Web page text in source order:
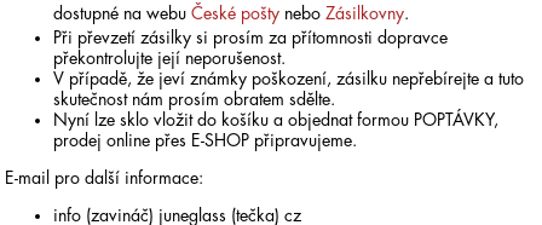
dostupné na webuČeské pošty nebo Zásilkovny.
Při převzetí zásilky si prosím za přítomnosti dopravce
překontrolujte její neporušenost.
V případě, že jeví známky poškození, zásilku nepřebírejte a tuto
skutečnost nám prosím obratem sdělte.
Nyní lze sklo vložit do košíku a objednat formou POPTÁVKY,
prodej online přes E-SHOP připravujeme.
E-mail pro další informace:
info (zavináč) juneglass (tečka) cz